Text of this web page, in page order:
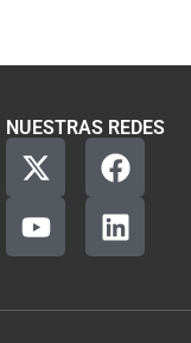
NUESTRAS REDES